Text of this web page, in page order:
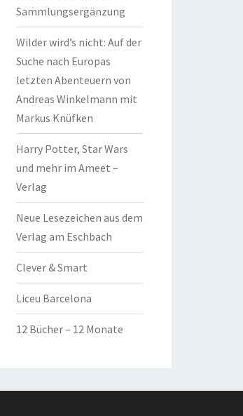
Sammlungsergänzung
Wilder wird’s nicht: Auf der
Suche nach Europas
letzten Abenteuern von
Andreas Winkelmann mit
Markus Knüfken
Harry Potter, Star Wars
und mehr im Ameet –
Verlag
Neue Lesezeichen aus dem
Verlag am Eschbach
Clever & Smart
Liceu Barcelona
12 Bücher – 12 Monate